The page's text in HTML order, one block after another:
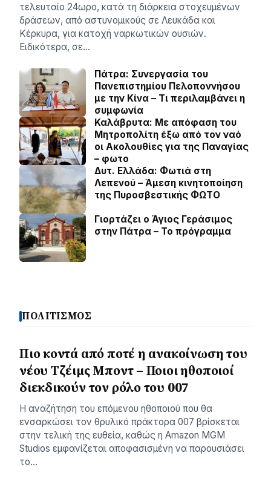
τελευταίο 24ωρο, κατά τη διάρκεια στοχευμένων
δράσεων, από αστυνομικούς σε Λευκάδα και
Κέρκυρα, για κατοχή ναρκωτικών ουσιών.
Ειδικότερα, σε…
Πάτρα: Συνεργασία του
Πανεπιστημίου Πελοποννήσου
με την Κίνα – Τι περιλαμβάνει η
συμφωνία
Καλάβρυτα: Με απόφαση του
Μητροπολίτη έξω από τον ναό
οι Ακολουθίες για της Παναγίας
– φωτο
Δυτ. Ελλάδα: Φωτιά στη
Λεπενού – Άμεση κινητοποίηση
της Πυροσβεστικής ΦΩΤΟ
Γιορτάζει ο Άγιος Γεράσιμος
στην Πάτρα – Το πρόγραμμα
ΠΟΛΙΤΙΣΜΟΣ
Πιο κοντά από ποτέ η ανακοίνωση του
νέου Τζέιμς Μποντ – Ποιοι ηθοποιοί
διεκδικούν τον ρόλο του 007
Η αναζήτηση του επόμενου ηθοποιού που θα
ενσαρκώσει τον θρυλικό πράκτορα 007 βρίσκεται
στην τελική της ευθεία, καθώς η Amazon MGM
Studios εμφανίζεται αποφασισμένη να παρουσιάσει
το…